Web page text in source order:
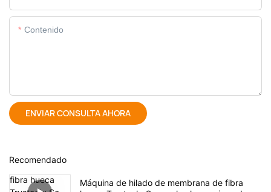
Contenido
ENVIAR CONSULTA AHORA
Recomendado
Máquina de hilado de membrana de fibra